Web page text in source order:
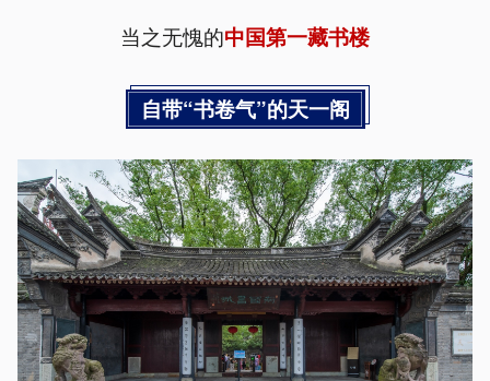
当之无愧的中国第一藏书楼
自带“书卷气”的天一阁